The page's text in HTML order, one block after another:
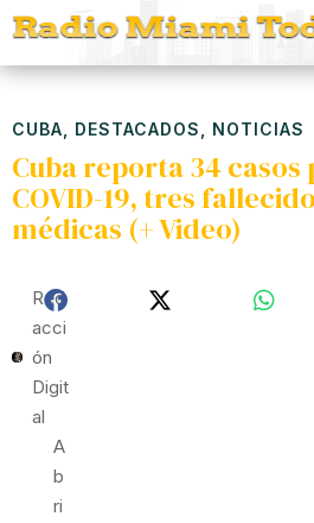
CUBA DESTACADOS NOTICIAS
Cuba reporta 34 casos
COVID-19, tres
médicas (+ Video)
Red
Acci
Ón
Digit
Al
A
B
Ri